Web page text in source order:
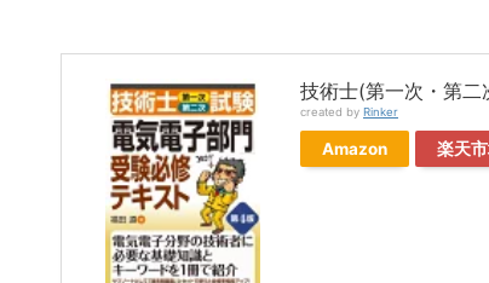
技術士(第一次・第
created by Rinker
Amazon 楽天